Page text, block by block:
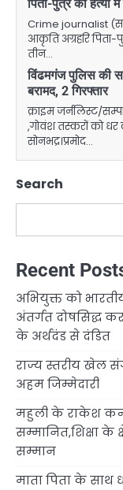
पिता-पुत्र की हत्या
Crime journalist
आकृति अग्रहरि पिता-
तीन…
विंढमगंज पुलिस की
बरामद, 2 गिरफ्तार
क्राइम जर्नलिस्ट/
,गोवंश तस्करों को धर
सोनभद्र।प्रमोद…
Search
Recent
अभियुक्त को
अंतर्गत दोषसिद्ध
के अर्थदंड से दंडित
राज्य स्तरीय खेल
अहम जिम्मेदारी
महुली के राकेश
सम्मानित,शिक्षा के
सम्मान
माता पिता के साथ